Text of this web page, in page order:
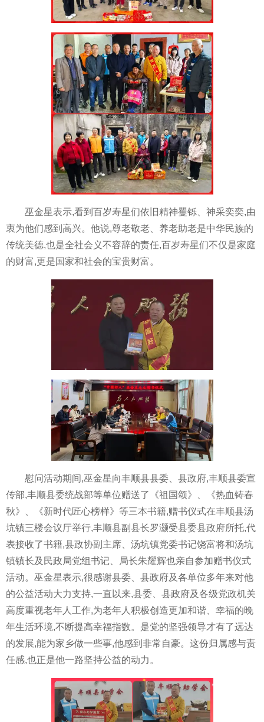
巫金星表示,看到百岁寿星们依旧精神矍铄、神采奕奕,由
衷为他们感到高兴。他说,尊老敬老、养老助老是中华民族的
传统美德,也是全社会义不容辞的责任,百岁寿星们不仅是家庭
的财富,更是国家和社会的宝贵财富。
慰问活动期间,巫金星向丰顺县县委、县政府,丰顺县委宣
传部,丰顺县委统战部等单位赠送了《祖国颂》、《热血铸春
秋》、《新时代匠心榜样》等三本书籍,赠书仪式在丰顺县汤
坑镇三楼会议厅举行,丰顺县副县长罗灏受县委县政府所托,代
表接收了书籍,县政协副主席、汤坑镇党委书记饶富将和汤坑
镇镇长及民政局党组书记、局长朱耀辉也亲自参加赠书仪式
活动。巫金星表示,很感谢县委、县政府及各单位多年来对他
的公益活动大力支持,一直以来,县委、县政府及各级党政机关
高度重视老年人工作,为老年人积极创造更加和谐、幸福的晚
年生活环境,不断提高幸福指数。是党的坚强领导才有了远达
的发展,能为家乡做一些事,他感到非常自豪。这份归属感与责
任感,也正是他一路坚持公益的动力。